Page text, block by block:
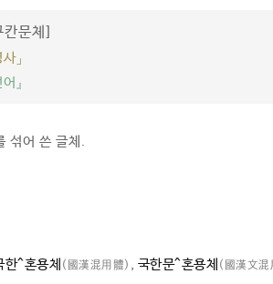
칸문체]
사」
어』
섞어 쓴 글체.
한^혼용체 (國漢混用體) , 국한문^혼용체 (國漢文